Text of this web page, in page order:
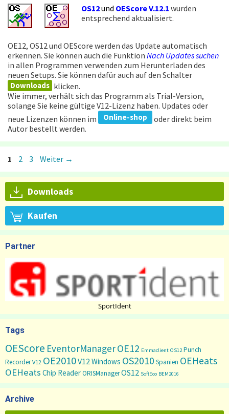
OS12und OEScore V.12.1 wurden
entsprechend aktualisiert.
OE12, OS12 und OEScore werden das Update automatisch
erkennen. Sie können auch die Funktion Nach Updates suchen
in allen Programmen verwenden zum Herunterladen des
neuen Setups. Sie können dafür auch auf den Schalter
Downloads klicken.
Wie immer, verhält sich das Programm als Trial-Version,
solange Sie keine gültige V12-Lizenz haben. Updates oder
neue Lizenzen können im
Online-shop
oder direkt beim
Autor bestellt werden.
Seite
1 Seite
2 Seite
3 Weiter →
Downloads
Kaufen
Partner
SportIdent
Tags
OEScore EventorManagerOE12 Emmaclient OS12 Punch
Recorder V12 OE2010V12Windows OS2010 Spanien OEHeats
OEHeats Chip ReaderORISManagerOS12 SoftEco BEM2016
Archive